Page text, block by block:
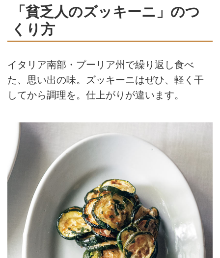
「貧乏人のズッキーニ」のつ
くり方
イタリア南部・プーリア州で繰り返し食べ
た、思い出の味。ズッキーニはぜひ、軽く干
してから調理を。仕上がりが違います。